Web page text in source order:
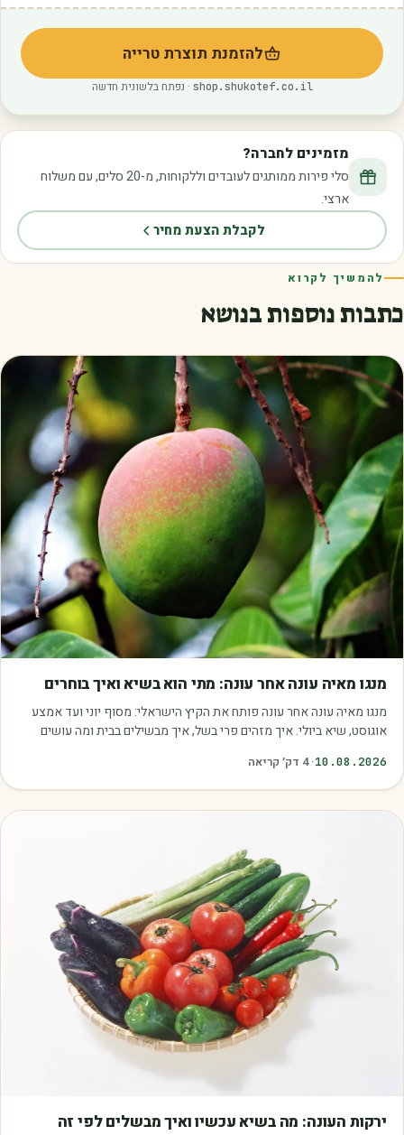
להזמנת תוצרת טרייה
(נפתח בלשונית חדשה)
shop.shukotef.co.il · נפתח בלשונית חדשה
מזמינים לחברה?
סלי פירות ממותגים לעובדים וללקוחות, מ-20 סלים, עם משלוח
ארצי.
לקבלת הצעת מחיר
להמשיך לקרוא
כתבות נוספות בנושא
מנגו מאיה עונה אחר עונה: מתי הוא בשיא ואיך בוחרים
מנגו מאיה עונה אחר עונה פותח את הקיץ הישראלי: מסוף יוני ועד אמצע
אוגוסט, שיא ביולי. איך מזהים פרי בשל, איך מבשילים בבית ומה עושים
10.08.2026
·
4 דק׳ קריאה
ירקות העונה: מה בשיא עכשיו ואיך מבשלים לפי זה